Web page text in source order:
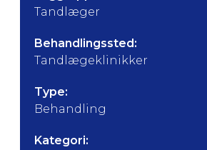
Tandlæger
Behandlingssted:
Tandlægeklinikker
Type:
Behandling
Kategori: